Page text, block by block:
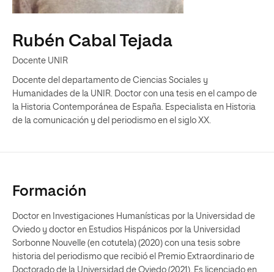
Rubén Cabal Tejada
Docente UNIR
Docente del departamento de Ciencias Sociales y
Humanidades de la UNIR. Doctor con una tesis en el campo de
la Historia Contemporánea de España. Especialista en Historia
de la comunicación y del periodismo en el siglo XX.
Formación
Doctor en Investigaciones Humanísticas por la Universidad de
Oviedo y doctor en Estudios Hispánicos por la Universidad
Sorbonne Nouvelle (en cotutela) (2020) con una tesis sobre
historia del periodismo que recibió el Premio Extraordinario de
Doctorado de la Universidad de Oviedo (2021). Es licenciado en